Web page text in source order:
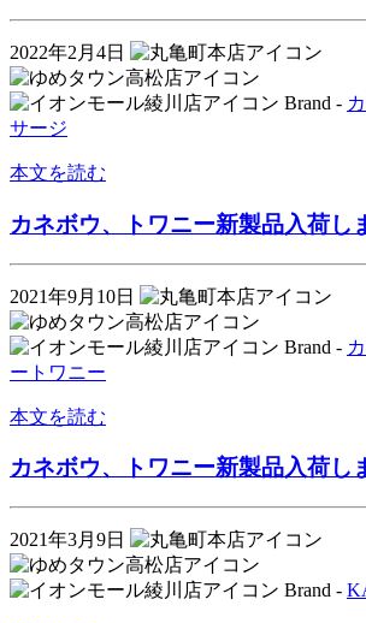
2022年2月4日
Brand -
サージ
本文を読む
カネボウ、トワニー新製品入荷し
2021年9月10日
Brand -
ー トワニー
本文を読む
カネボウ、トワニー新製品入荷し
2021年3月9日
Brand -